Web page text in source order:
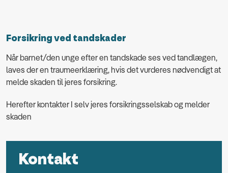
Forsikring ved tandskader
Når barnet/den unge efter en tandskade ses ved tandlægen,
laves der en traumeerklæring, hvis det vurderes nødvendigt at
melde skaden til jeres forsikring.
Herefter kontakter I selv jeres forsikringsselskab og melder
skaden
Kontakt